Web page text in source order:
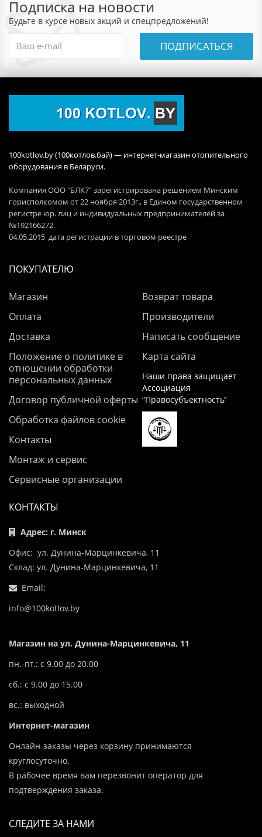
Подписка на новости
Будьте в курсе новых акций и спецпредложений!
ПОДПИСАТЬСЯ
100kotlov.by (100котлов.бай) — интернет-магазин отопительного
оборудования в Беларуси.
Компания ООО "БЛК7" зарегистрирована решением Минским
горисполкомом от 22 ноября 2013г., в Едином государственном
регистре юр. лиц и индивидуальных предпринимателей за
№192166272.
04.05.2015 дата регистрации в торговом реестре
ПОКУПАТЕЛЮ
Магазин
Оплата
Доставка
Положение о политике в
отношении обработки
персональных данных
Договор публичной оферты
Обработка файлов cookie
Контакты
Монтаж и сервис
Сервисные организации
Возврат товара
Производители
Написать сообщение
Карта сайта
Наши права защищает
Ассоциация
“Правосубъектность”
КОНТАКТЫ
Адрес: г. Минск
Офис: ул. Дунина-Марцинкевича, 11
Склад: ул. Дунина-Марцинкевича, 11
Email:
info@100kotlov.by
Магазин на ул. Дунина-Марцинкевича, 11
пн.-пт.: с 9.00 до 20.00
сб.: с 9.00 до 15.00
вс.: выходной
Интернет-магазин
Онлайн-заказы через корзину принимаются
круглосуточно.
В рабочее время вам перезвонит оператор для
подтверждения заказа.
СЛЕДИТЕ ЗА НАМИ